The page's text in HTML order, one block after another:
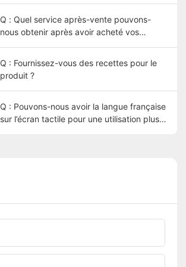
Q : Quel service après-vente pouvons-
nous obtenir après avoir acheté vos
Q : Fournissez-vous des recettes pour le
produit ?
Q : Pouvons-nous avoir la langue française
sur l’écran tactile pour une utilisation plus